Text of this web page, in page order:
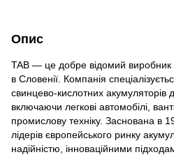
Опис
TAB — це добре відомий виробник
в Словенії. Компанія
свинцево-кислотних акумуляторів
включаючи легкові автомобілі,
промислову техніку. Заснована в
лідерів європейського ринку
надійністю, інноваційними